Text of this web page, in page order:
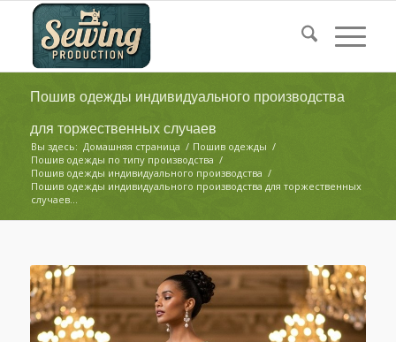
Пошив одежды индивидуального производства
для торжественных случаев
Вы здесь: Домашняя страница / Пошив одежды /
Пошив одежды по типу производства /
Пошив одежды индивидуального производства /
Пошив одежды индивидуального производства для торжественных
случаев...